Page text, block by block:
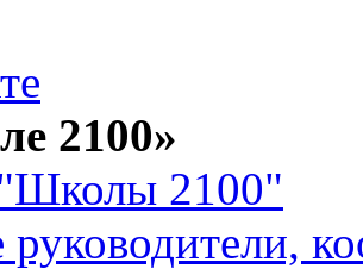
2100»
2100"